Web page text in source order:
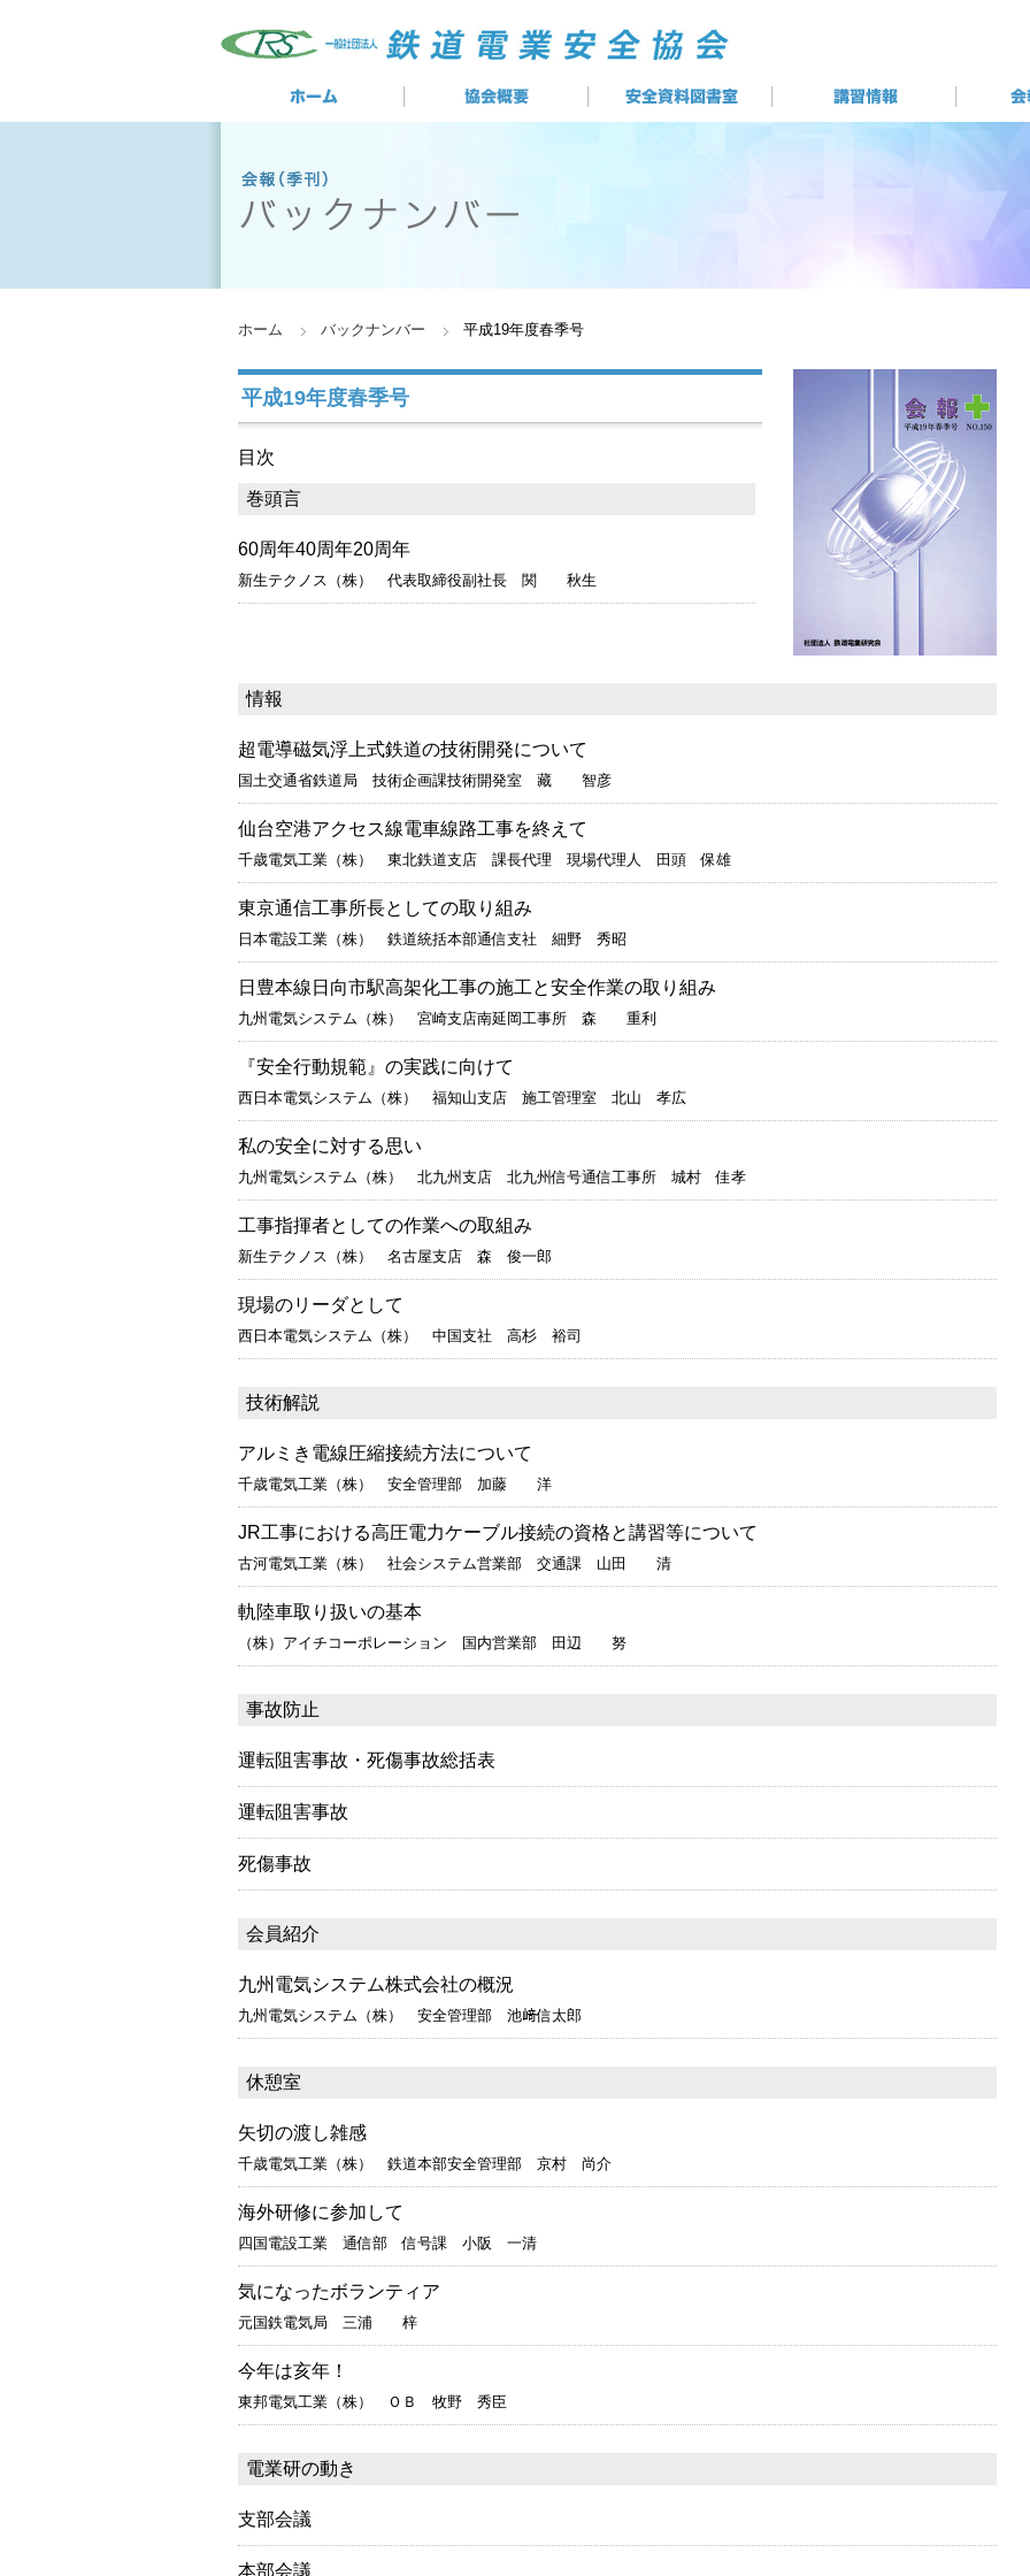
ホーム バックナンバー 平成19年度春季号
平成19年度春季号
目次
巻頭言
60周年40周年20周年
新生テクノス（株） 代表取締役副社長 関 秋生
情報
超電導磁気浮上式鉄道の技術開発について
国土交通省鉄道局 技術企画課技術開発室 藏 智彦
仙台空港アクセス線電車線路工事を終えて
千歳電気工業（株） 東北鉄道支店 課長代理 現場代理人 田頭 保雄
東京通信工事所長としての取り組み
日本電設工業（株） 鉄道統括本部通信支社 細野 秀昭
日豊本線日向市駅高架化工事の施工と安全作業の取り組み
九州電気システム（株） 宮崎支店南延岡工事所 森 重利
『安全行動規範』の実践に向けて
西日本電気システム（株） 福知山支店 施工管理室 北山 孝広
私の安全に対する思い
九州電気システム（株） 北九州支店 北九州信号通信工事所 城村 佳孝
工事指揮者としての作業への取組み
新生テクノス（株） 名古屋支店 森 俊一郎
現場のリーダとして
西日本電気システム（株） 中国支社 高杉 裕司
技術解説
アルミき電線圧縮接続方法について
千歳電気工業（株） 安全管理部 加藤 洋
JR工事における高圧電力ケーブル接続の資格と講習等について
古河電気工業（株） 社会システム営業部 交通課 山田 清
軌陸車取り扱いの基本
（株）アイチコーポレーション 国内営業部 田辺 努
事故防止
運転阻害事故・死傷事故総括表
運転阻害事故
死傷事故
会員紹介
九州電気システム株式会社の概況
九州電気システム（株） 安全管理部 池﨑信太郎
休憩室
矢切の渡し雑感
千歳電気工業（株） 鉄道本部安全管理部 京村 尚介
海外研修に参加して
四国電設工業 通信部 信号課 小阪 一清
気になったボランティア
元国鉄電気局 三浦 梓
今年は亥年！
東邦電気工業（株） ＯＢ 牧野 秀臣
電業研の動き
支部会議
本部会議